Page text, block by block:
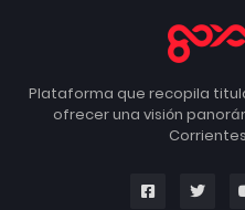
Plataforma que recopila
ofrecer una visión